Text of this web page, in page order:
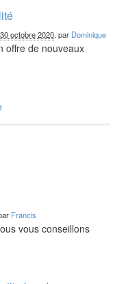
30 octobre 2020, par Dominique
offre de nouveaux
Francis
vous conseillons